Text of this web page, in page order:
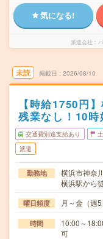
気になる!
派遣会社
未読 掲載日 2026/08/10
【時給1750円
残業なし！10時
交通費別途支給あり
派遣
勤務地
横浜市神奈
横浜駅から
曜日頻度 月～金（週
時間
10:00～
可